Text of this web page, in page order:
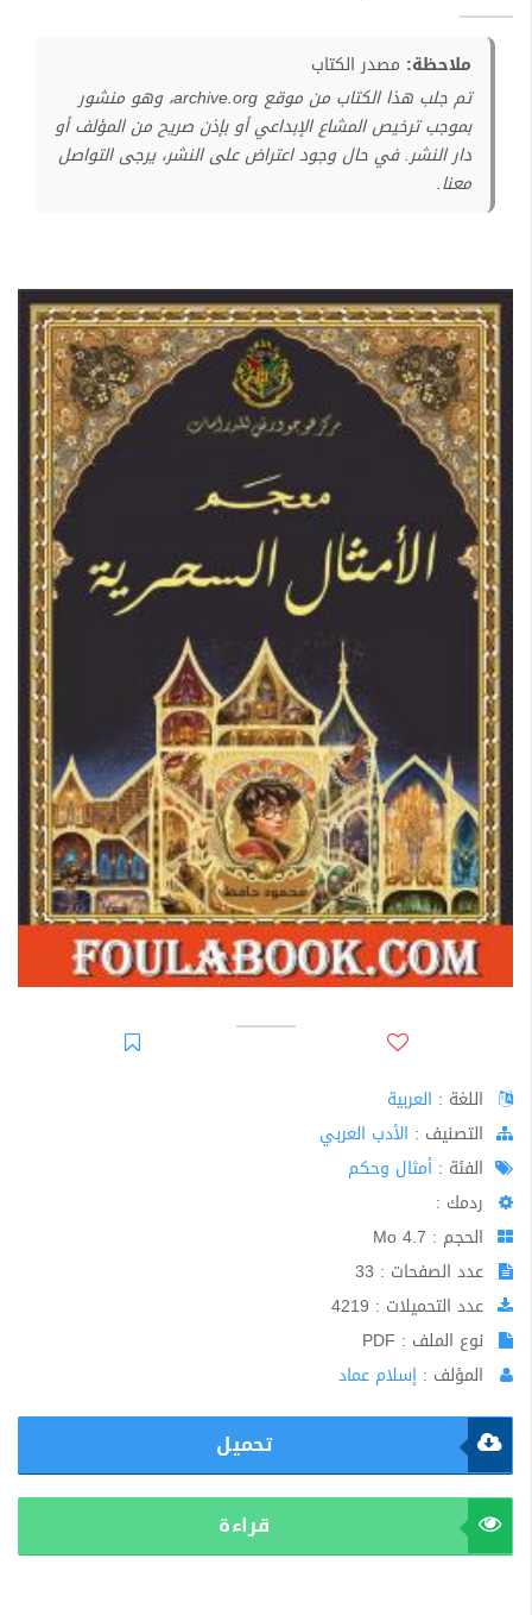
ملاحظة: مصدر الكتاب
تم جلب هذا الكتاب من موقع archive.org، وهو منشور
بموجب ترخيص المشاع الإبداعي أو بإذن صريح من المؤلف أو
دار النشر. في حال وجود اعتراض على النشر، يرجى التواصل
معنا.
اللغة : العربية
اﻟﺘﺼﻨﻴﻒ : الأدب العربي
الفئة : أمثال وحكم
ردمك :
الحجم : 4.7 Mo
عدد الصفحات : 33
عدد التحميلات : 4219
نوع الملف : PDF
المؤلف : إسلام عماد
تحميل
قراءة